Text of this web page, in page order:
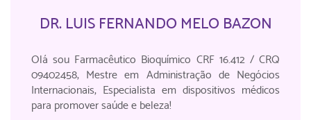
DR. LUIS FERNANDO MELO BAZON
Olá sou Farmacêutico Bioquímico CRF 16.412 / CRQ
09402458, Mestre em Administração de Negócios
Internacionais, Especialista em dispositivos médicos
para promover saúde e beleza!